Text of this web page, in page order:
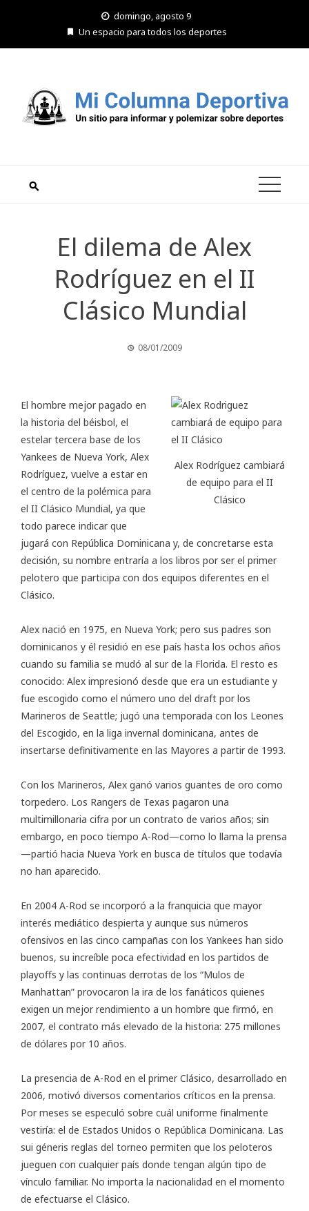
domingo, agosto 9
Un espacio para todos los deportes
El dilema de Alex
Rodríguez en el II
Clásico Mundial
08/01/2009
Alex Rodríguez cambiará
de equipo para el II
Clásico
El hombre mejor pagado en
la historia del béisbol, el
estelar tercera base de los
Yankees de Nueva York, Alex
Rodríguez, vuelve a estar en
el centro de la polémica para
el II Clásico Mundial, ya que
todo parece indicar que
jugará con República Dominicana y, de concretarse esta
decisión, su nombre entraría a los libros por ser el primer
pelotero que participa con dos equipos diferentes en el
Clásico.
Alex nació en 1975, en Nueva York; pero sus padres son
dominicanos y él residió en ese país hasta los ochos años
cuando su familia se mudó al sur de la Florida. El resto es
conocido: Alex impresionó desde que era un estudiante y
fue escogido como el número uno del draft por los
Marineros de Seattle; jugó una temporada con los Leones
del Escogido, en la liga invernal dominicana, antes de
insertarse definitivamente en las Mayores a partir de 1993.
Con los Marineros, Alex ganó varios guantes de oro como
torpedero. Los Rangers de Texas pagaron una
multimillonaria cifra por un contrato de varios años; sin
embargo, en poco tiempo A-Rod—como lo llama la prensa
—partió hacia Nueva York en busca de títulos que todavía
no han aparecido.
En 2004 A-Rod se incorporó a la franquicia que mayor
interés mediático despierta y aunque sus números
ofensivos en las cinco campañas con los Yankees han sido
buenos, su increíble poca efectividad en los partidos de
playoffs y las continuas derrotas de los “Mulos de
Manhattan” provocaron la ira de los fanáticos quienes
exigen un mejor rendimiento a un hombre que firmó, en
2007, el contrato más elevado de la historia: 275 millones
de dólares por 10 años.
La presencia de A-Rod en el primer Clásico, desarrollado en
2006, motivó diversos comentarios críticos en la prensa.
Por meses se especuló sobre cuál uniforme finalmente
vestiría: el de Estados Unidos o República Dominicana. Las
sui géneris reglas del torneo permiten que los peloteros
jueguen con cualquier país donde tengan algún tipo de
vínculo familiar. No importa la nacionalidad en el momento
de efectuarse el Clásico.